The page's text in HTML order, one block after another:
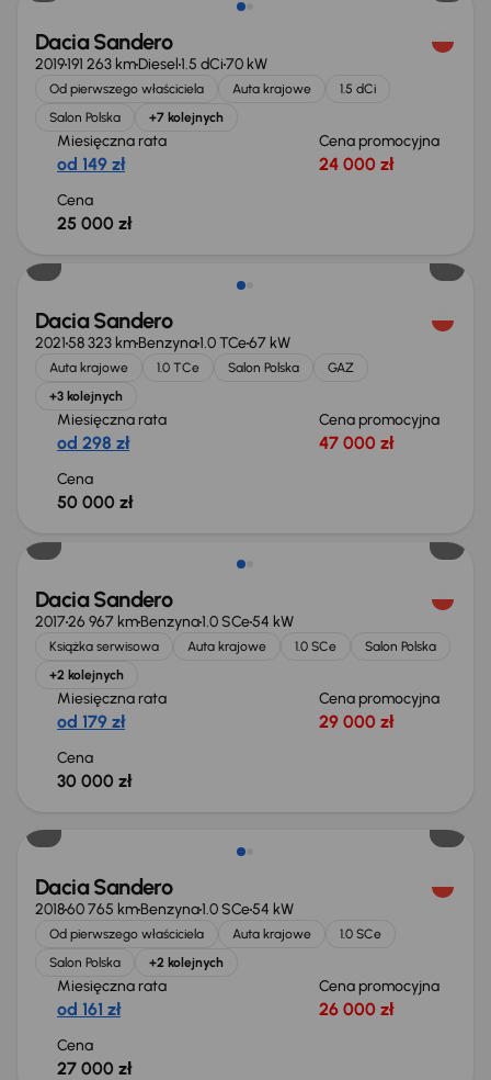
Dacia Sandero
2019191 263 kmDiesel1.5 dCi70 kW
Od pierwszego właściciela Auta krajowe
1.5 dCi
Salon Polska
+7 kolejnych
Miesięczna rata
od 149 zł
Cena promocyjna
24 000 zł
Cena
25 000 zł
Dacia Sandero
202158 323 kmBenzyna1.0 TCe67 kW
Auta krajowe 1.0 TCe Salon Polska
GAZ
+3 kolejnych
Miesięczna rata
od 298 zł
Cena promocyjna
47 000 zł
Cena
50 000 zł
Dacia Sandero
201726 967 kmBenzyna1.0 SCe54 kW
Książka serwisowa Auta krajowe 1.0 SCe
Salon Polska
+2 kolejnych
Miesięczna rata
od 179 zł
Cena promocyjna
29 000 zł
Cena
30 000 zł
Dacia Sandero
201860 765 kmBenzyna1.0 SCe54 kW
Od pierwszego właściciela Auta krajowe
1.0 SCe
Salon Polska
+2 kolejnych
Miesięczna rata
od 161 zł
Cena promocyjna
26 000 zł
Cena
27 000 zł